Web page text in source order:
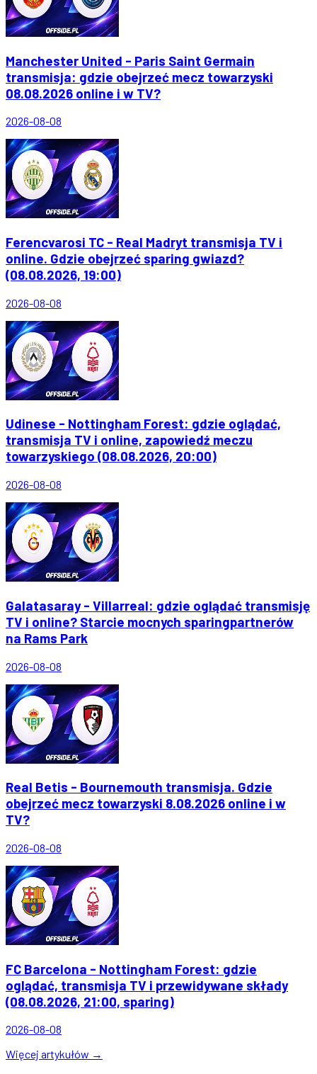
Manchester United - Paris Saint Germain
transmisja: gdzie obejrzeć mecz towarzyski
08.08.2026 online i w TV?
2026-08-08
Ferencvarosi TC - Real Madryt transmisja TV i
online. Gdzie obejrzeć sparing gwiazd?
(08.08.2026, 19:00)
2026-08-08
Udinese - Nottingham Forest: gdzie oglądać,
transmisja TV i online, zapowiedź meczu
towarzyskiego (08.08.2026, 20:00)
2026-08-08
Galatasaray - Villarreal: gdzie oglądać transmisję
TV i online? Starcie mocnych sparingpartnerów
na Rams Park
2026-08-08
Real Betis - Bournemouth transmisja. Gdzie
obejrzeć mecz towarzyski 8.08.2026 online i w
TV?
2026-08-08
FC Barcelona - Nottingham Forest: gdzie
oglądać, transmisja TV i przewidywane składy
(08.08.2026, 21:00, sparing)
2026-08-08
Więcej artykułów →